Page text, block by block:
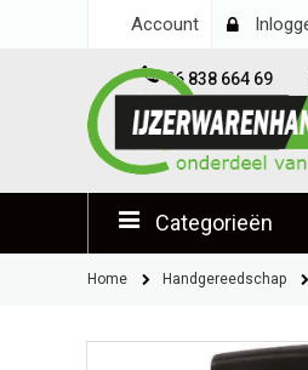
Account
06 838 664 69
Categorieën
Home Handgereedschap